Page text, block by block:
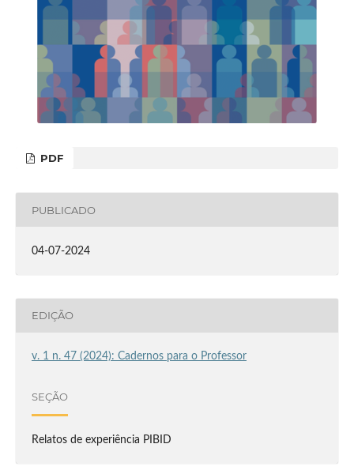
PDF
PUBLICADO
04-07-2024
EDIÇÃO
v. 1 n. 47 (2024): Cadernos para o Professor
SEÇÃO
Relatos de experiência PIBID